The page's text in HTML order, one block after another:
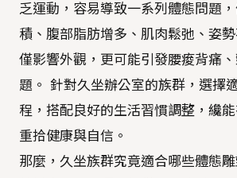
乏運動，容易導致一系列體態問題
積、腹部脂肪增多、肌肉鬆弛、姿
僅影響外觀，更可能引發腰痠背痛
題。 針對久坐辦公室的族群，選擇
程，搭配良好的生活習慣調整，纔能
重拾健康與自信。
那麼，久坐族群究竟適合哪些體態